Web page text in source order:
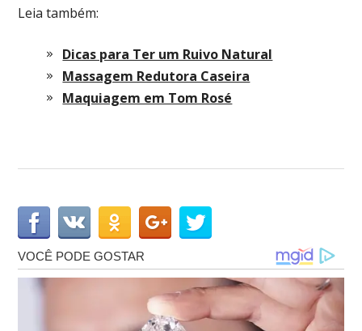
Leia também:
Dicas para Ter um Ruivo Natural
Massagem Redutora Caseira
Maquiagem em Tom Rosé